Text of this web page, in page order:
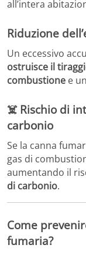
all’intera
Riduzione
Un eccessivo
ostruisce il
combustione e
☠️ Rischio di
carbonio
Se la canna
gas di
aumentando il
di carbonio.
Come
fumaria?